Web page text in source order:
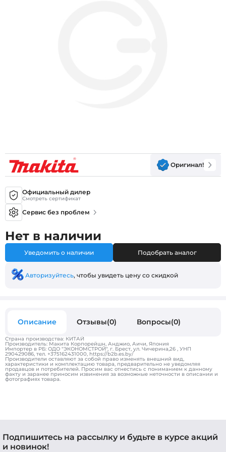
Оригинал!
Официальный дилер
Смотреть сертификат
Сервис без проблем
Нет в наличии
Уведомить о наличии Подобрать аналог
Авторизуйтесь, чтобы увидеть цену со скидкой
Описание Отзывы(0) Вопросы(0)
Страна производства: КИТАЙ
Производитель: Макита Корпорейшн, Анджио, Аичи, Япония
Импортер в РБ: ОДО "ЭКОНОМСТРОЙ", г. Брест, ул. Чичерина,26 , УНП
290429086, тел. +375162431000, https://b2b.es.by/
Производители оставляют за собой право изменять внешний вид,
характеристики и комплектацию товара, предварительно не уведомляя
продавцов и потребителей. Просим вас отнестись с пониманием к данному
факту и заранее приносим извинения за возможные неточности в описании и
фотографиях товара.
Подпишитесь на рассылку и будьте в курсе акций
и новинок!